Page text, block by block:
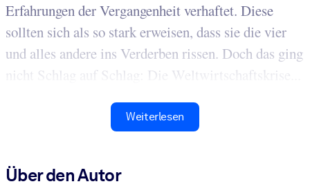
Erfahrungen der Vergangenheit verhaftet. Diese
sollten sich als so stark erweisen, dass sie die vier
und alles andere ins Verderben rissen. Doch das ging
nicht Schlag auf Schlag: Die Weltwirtschaftskrise...
Weiterlesen
Über den Autor